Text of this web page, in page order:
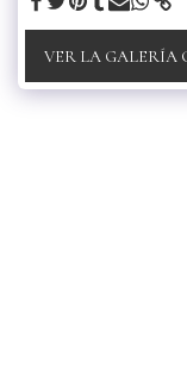
VER LA GALERÍA